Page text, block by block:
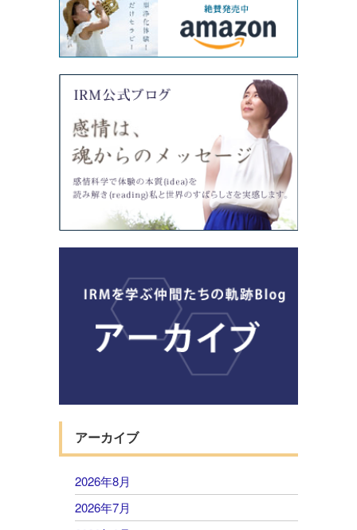
アーカイブ
2026年8月
2026年7月